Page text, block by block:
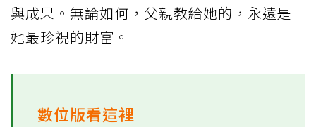
與成果。無論如何，父親教給她的，永遠是
她最珍視的財富。
數位版看這裡